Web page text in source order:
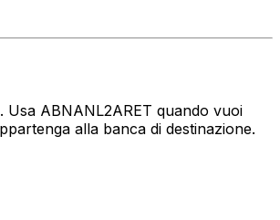
ABNANL2ARET quando vuoi
alla banca di destinazione.